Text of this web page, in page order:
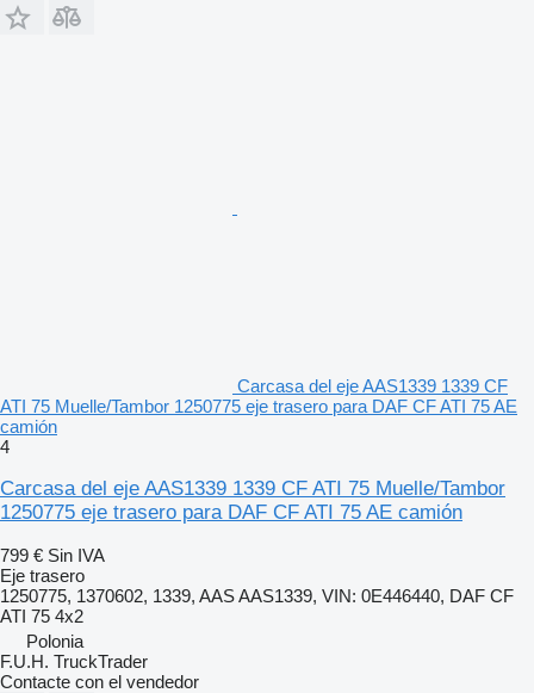
Carcasa del eje AAS1339 1339 CF
ATI 75 Muelle/Tambor 1250775 eje trasero para DAF CF ATI 75 AE
camión
4
Carcasa del eje AAS1339 1339 CF ATI 75 Muelle/Tambor
1250775 eje trasero para DAF CF ATI 75 AE camión
799 € Sin IVA
Eje trasero
1250775, 1370602, 1339, AAS AAS1339, VIN: 0E446440, DAF CF
ATI 75 4x2
Polonia
F.U.H. TruckTrader
Contacte con el vendedor